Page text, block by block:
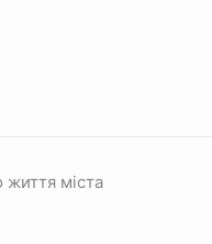
міста